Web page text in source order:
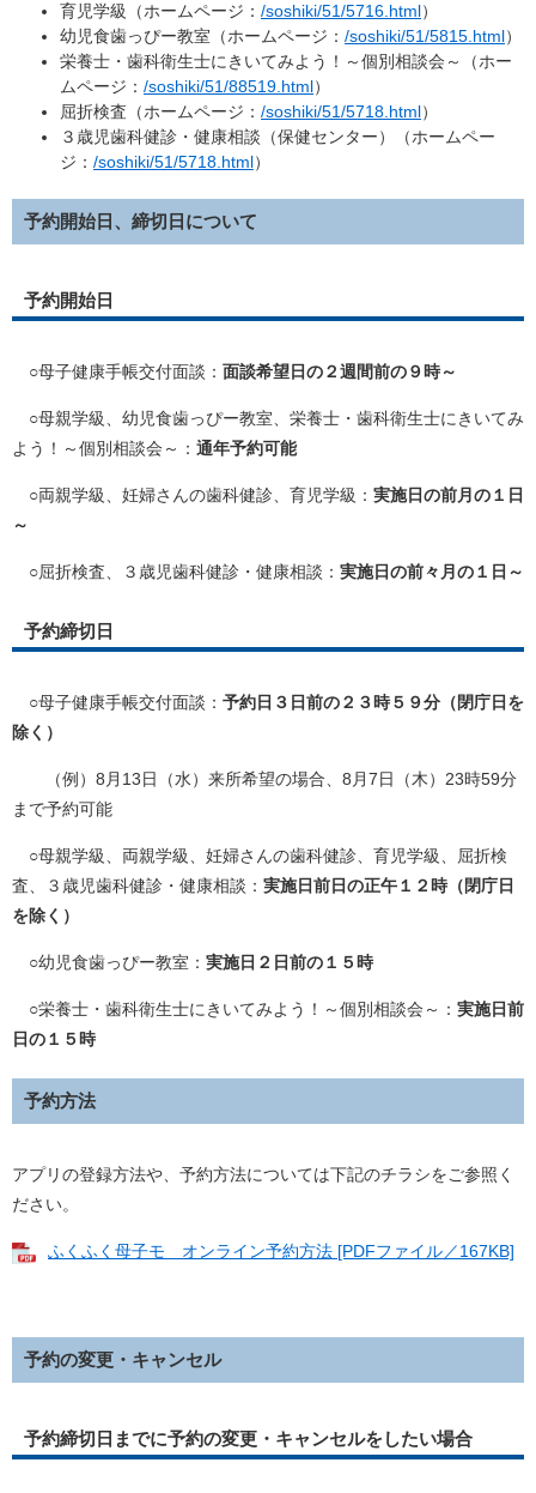
育児学級（ホームページ： /soshiki/51/5716.html）
幼児食歯っぴー教室（ホームページ： /soshiki/51/5815.html）
栄養士・歯科衛生士にきいてみよう！～個別相談会～（ホー
ムページ： /soshiki/51/88519.html）
屈折検査（ホームページ： /soshiki/51/5718.html）
３歳児歯科健診・健康相談（保健センター）（ホームペー
ジ： /soshiki/51/5718.html）
予約開始日、締切日について
予約開始日
○母子健康手帳交付面談： 面談希望日の２週間前の９時～
○母親学級、幼児食歯っぴー教室、栄養士・歯科衛生士にきいてみ
よう！～個別相談会～： 通年予約可能
○両親学級、妊婦さんの歯科健診、育児学級： 実施日の前月の１日
～
○屈折検査、３歳児歯科健診・健康相談： 実施日の前々月の１日～
予約締切日
○母子健康手帳交付面談： 予約日３日前の２３時５９分（閉庁日を
除く）
（例）8月13日（水）来所希望の場合、8月7日（木）23時59分
まで予約可能
○母親学級、両親学級、妊婦さんの歯科健診、育児学級、屈折検
査、３歳児歯科健診・健康相談： 実施日前日の正午１２時（閉庁日
を除く）
○幼児食歯っぴー教室​： 実施日２日前の１５時
○栄養士・歯科衛生士にきいてみよう！～個別相談会～： 実施日前
日の１５時
予約方法
アプリの登録方法や、予約方法については下記のチラシをご参照く
ださい。
ふくふく母子モ オンライン予約方法 [PDFファイル／167KB]
予約の変更・キャンセル
予約締切日までに予約の変更・キャンセルをしたい場合